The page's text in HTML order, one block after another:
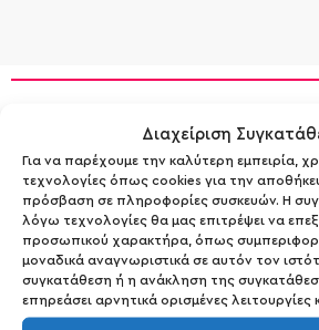
Διαχείριση
Για να παρέχουμε την καλύτερη εμπειρία,
τεχνολογίες όπως cookies για την
πρόσβαση σε πληροφορίες συσκευών. Η
λόγω τεχνολογίες θα μας επιτρέψει να
προσωπικού χαρακτήρα, όπως
μοναδικά αναγνωριστικά σε αυτόν τον
συγκατάθεση ή η ανάκληση της
επηρεάσει αρνητικά ορισμένες λειτουργίες